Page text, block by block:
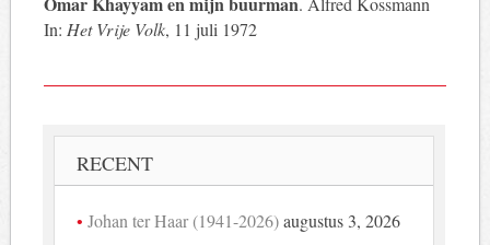
In: Het Vrije Volk, 11 juli 1972
RECENT
Johan ter Haar (1941-2026) augustus 3, 2026